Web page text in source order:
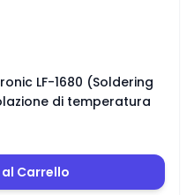
LF-1680 (Soldering
di temperatura
Carrello